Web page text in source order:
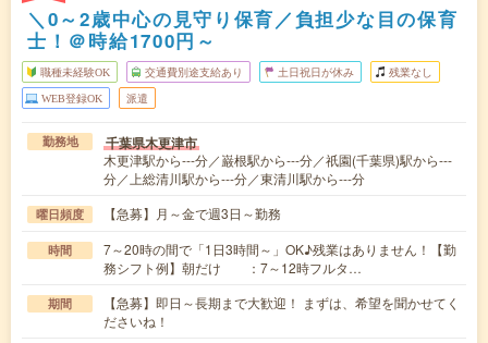
＼0～2歳中心の見守り保育／負担少な目の保育
士！＠時給1700円～
職種未経験OK 交通費別途支給あり 土日祝日が休み 残業なし
WEB登録OK 派遣
勤務地 千葉県木更津市
木更津駅から---分／巌根駅から---分／祇園(千葉県)駅から---
分／上総清川駅から---分／東清川駅から---分
曜日頻度 【急募】月～金で週3日～勤務
時間
7～20時の間で「1日3時間～」OK♪残業はありません！【勤
務シフト例】朝だけ ：7～12時フルタ…
期間
【急募】即日～長期まで大歓迎！ まずは、希望を聞かせてく
ださいね！